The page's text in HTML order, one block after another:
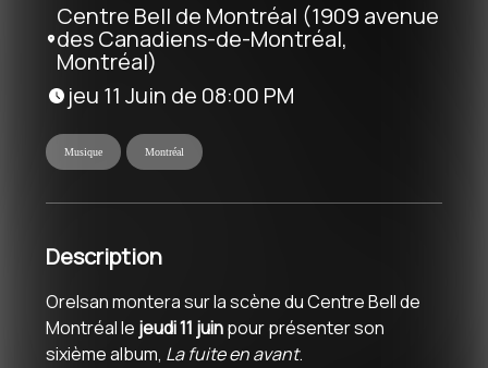
Centre Bell de Montréal (1909 avenue
des Canadiens-de-Montréal,
Montréal)
jeu 11 Juin de 08:00 PM
Musique Montréal
Description
Orelsan montera sur la scène du Centre Bell de
Montréal le jeudi 11 juinpour présenter son
sixième album, La fuite en avant.